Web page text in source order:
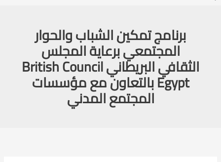
برنامج تمكين الشباب والحوار
المجتمعي برعاية المجلس
الثقافي البريطاني British Council
Egypt بالتعاون مع مؤسسات
المجتمع المدني